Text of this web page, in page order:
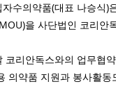
수의약품(대표 나승식)
을 사단법인 코리안
코리안독스와의 업무협
의약품 지원과 봉사활동